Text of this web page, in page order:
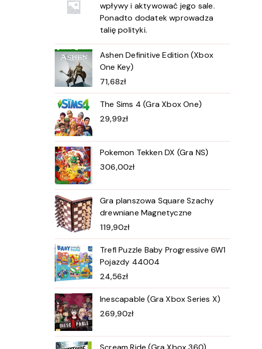
wpływy i aktywować jego sale.
Ponadto dodatek wprowadza
talię polityki.
Ashen Definitive Edition (Xbox
One Key)
71,68zł
The Sims 4 (Gra Xbox One)
29,99zł
Pokemon Tekken DX (Gra NS)
306,00zł
Gra planszowa Square Szachy
drewniane Magnetyczne
119,90zł
Trefl Puzzle Baby Progressive 6W1
Pojazdy 44004
24,56zł
Inescapable (Gra Xbox Series X)
269,90zł